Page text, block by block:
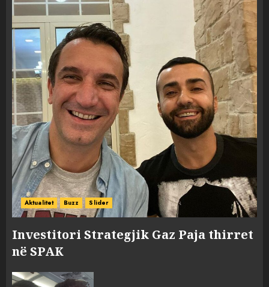
Aktualitet Buzz Slider
Investitori Strategjik Gaz Paja thirret
në SPAK